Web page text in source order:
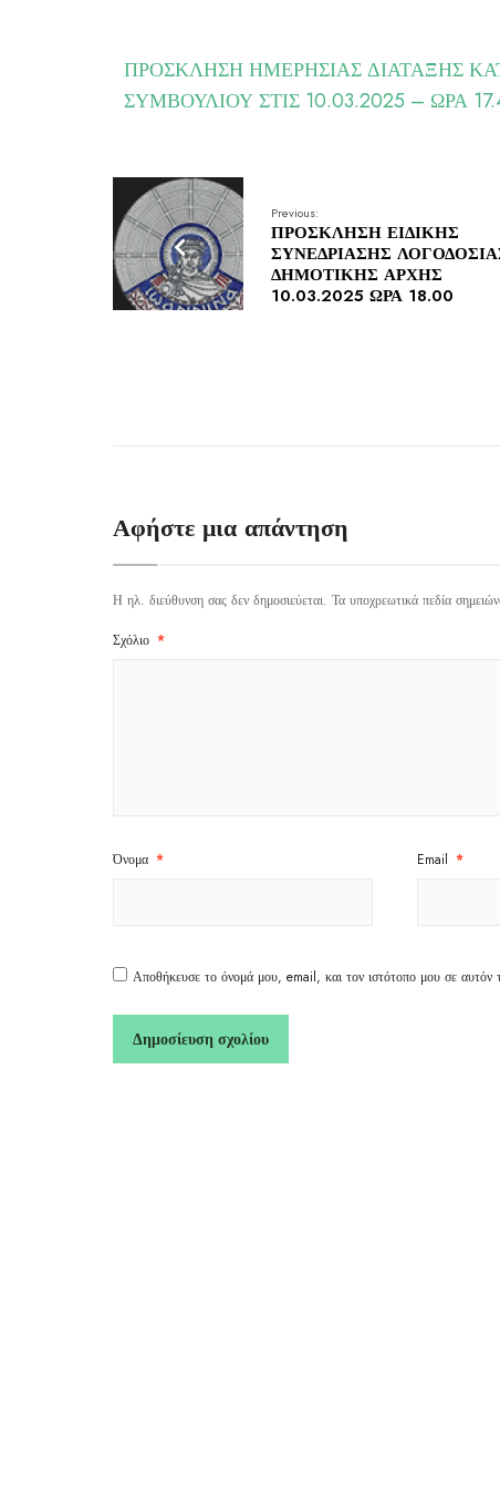
ΠΡΟΣΚΛΗΣΗ ΗΜΕΡΗΣΙΑΣ ΔΙΑΤΑΞΗΣ
ΣΥΜΒΟΥΛΙΟΥ ΣΤΙΣ 10.03.2025 – ΩΡΑ
Previous:
ΠΡΟΣΚΛΗΣΗ ΕΙΔΙΚΗΣ
ΣΥΝΕΔΡΙΑΣΗΣ
ΔΗΜΟΤΙΚΗΣ ΑΡΧΗΣ
10.03.2025 ΩΡΑ 18.00
Αφήστε μια απάντηση
Η ηλ. διεύθυνση σας δεν δημοσιεύεται. Τα υποχρεωτικά πεδία
Σχόλιο *
Όνομα * Email *
Αποθήκευσε το όνομά μου, email, και τον ιστότοπο μου σε